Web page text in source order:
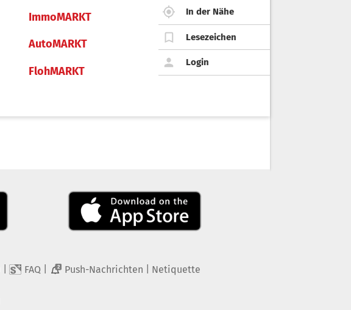
ImmoMARKT
AutoMARKT
FlohMARKT
In der Nähe
Lesezeichen
Login
FAQ 2 Push-Nachrichten Netiquette